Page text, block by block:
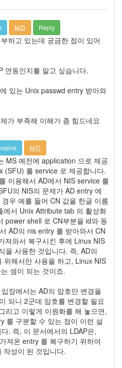
M/D Reply
하고 있는데 궁금한 점이 있어
연동인지를 알고 싶습니다.
있는 Unix passwd entry 받아와
가 부족해 이해가 좀 힘드네요
M/D
MS 예전에 application 으로 제공
(SFU) 를 service 로 제공합니다.
이용해서 AD에서 NIS service 를
의 NIS의 문제가 AD entry 에
우 예를 들어 CN 값을 한글 이름
에서 Unix Attribute tab 의 활성화
power shell 로 CN부분을 id와 동
AD의 nis entry 를 받아와서 CN
져와서 복구시킨 후에 Linux NIS
을 사용한 것입니다. 즉, AD의
위해서만 사용을 하고, Linux NIS
셈이 되는 것이죠.
장에서는 AD의 암호만 변경을
되니 2군데 암호를 변경할 필요
리고 이렇게 이원화를 해 놓으면,
를 구분할 수 있는 점이 이런 설
. 즉, 이 문서에서의 LDAP은,
져온 entry 를 복구하기 위하여
작성이 된 것입니다.